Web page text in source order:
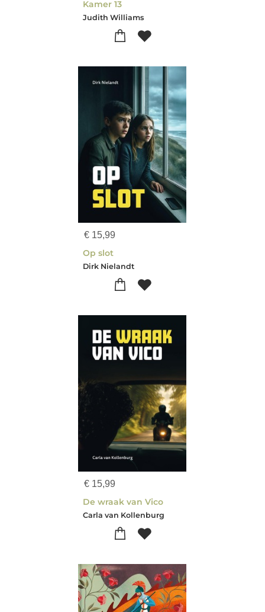
Kamer 13
Judith Williams
€ 15,99
Op slot
Dirk Nielandt
€ 15,99
De wraak van Vico
Carla van Kollenburg